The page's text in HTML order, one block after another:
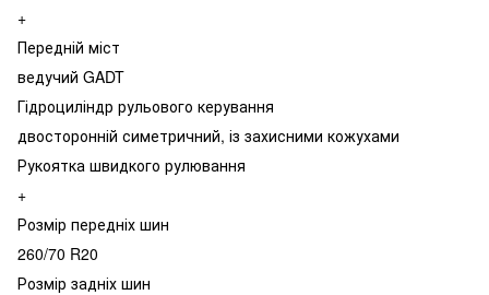
+
Передній міст
ведучий GADT
Гідроциліндр рульового керування
двосторонній симетричний, із захисними кожухами
Рукоятка швидкого рулювання
+
Розмір передніх шин
260/70 R20
Розмір задніх шин